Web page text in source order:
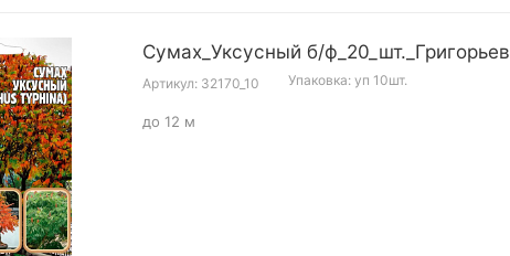
Сумах_Уксусный б/ф_20_шт._Григорьев
Артикул: 32170_10 Упаковка: уп 10шт.
до 12 м